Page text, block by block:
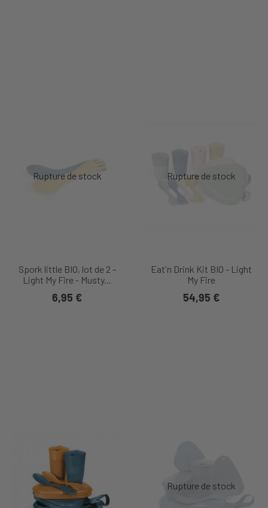
Spork little BIO, lot de 2 -
Light My Fire - Musty...
6,95 €
Eat'n Drink Kit BIO - Light
My Fire
54,95 €